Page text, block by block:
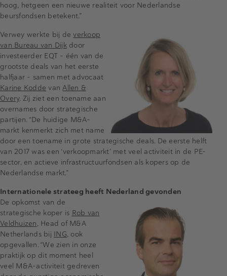
hoog, hetgeen een nieuwe realiteit voor Nederlandse
beursfondsen betekent.”
Verwey werkte bij deverkoop
van Bureau van Dijkdoor
investeerder EQT - één van de
grootste deals van het eerste
halfjaar - samen met advocaat
Karine Kodde vanAllen &
Overy. Zij ziet een toename aan
overnames door strategische
partijen. “De huidige M&A-
markt kenmerkt zich met name
door een toename in grote strategische deals. De eerste helft
van 2017 was een ‘verkoopmarkt’ met veel activiteit in de PE-
sector, en actieve infrastructuurfondsen als kopers op de
Nederlandse markt.”
Internationele strateeg heeft Nederland gevonden
De opkomst van de
strategische koper is Rob van
Veldhuizen, Head of M&A
Netherlands bij ING, ook
opgevallen. “We zien in onze
praktijk op dit moment heel
veel M&A-activiteit gedreven